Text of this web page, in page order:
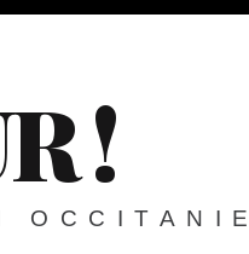
!
OCCITANIE